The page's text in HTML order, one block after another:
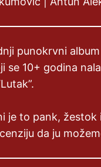
punokrvni
se 10+ godina
je to pank, žestok
da ju